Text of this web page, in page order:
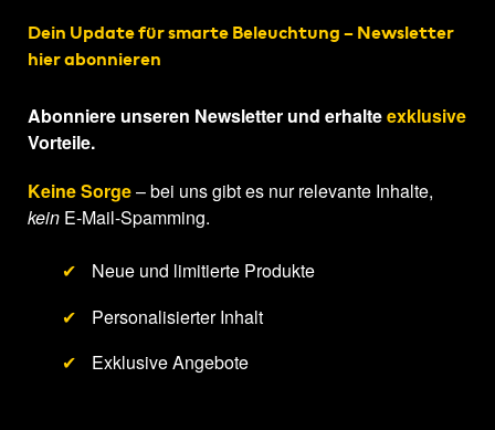
Dein Update für smarte Beleuchtung – Newsletter
hier abonnieren
Abonniere unseren Newsletter und erhalteexklusive
Vorteile.
Keine Sorge– bei uns gibt es nur relevante Inhalte,
kein E-Mail-Spamming.
✔
Neue und limitierte Produkte
✔
Personalisierter Inhalt
✔
Exklusive Angebote